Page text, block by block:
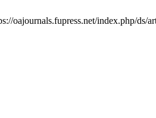
oajournals.fupress.net/index.php/ds/